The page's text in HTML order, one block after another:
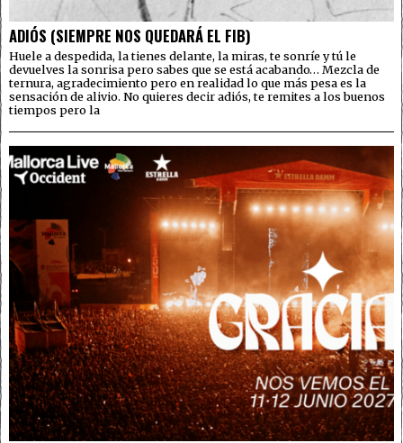
ADIÓS (SIEMPRE NOS QUEDARÁ EL FIB)
Huele a despedida, la tienes delante, la miras, te sonríe y tú le
devuelves la sonrisa pero sabes que se está acabando… Mezcla de
ternura, agradecimiento pero en realidad lo que más pesa es la
sensación de alivio. No quieres decir adiós, te remites a los buenos
tiempos pero la